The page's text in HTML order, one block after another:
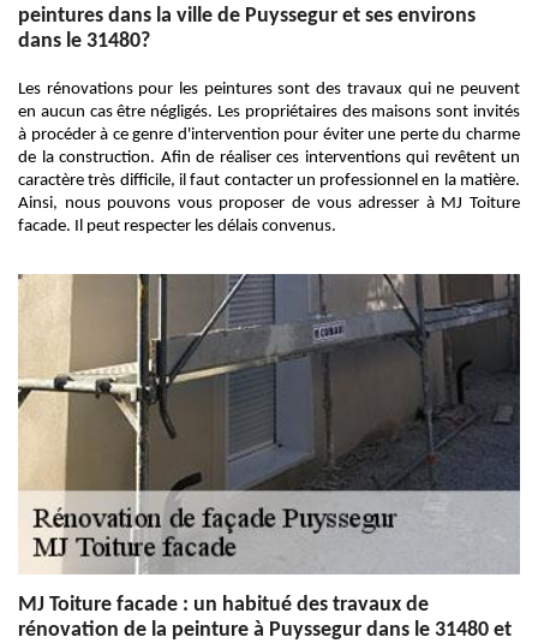
peintures dans la ville de Puyssegur et ses environs
dans le 31480?
Les rénovations pour les peintures sont des travaux qui ne peuvent
en aucun cas être négligés. Les propriétaires des maisons sont invités
à procéder à ce genre d'intervention pour éviter une perte du charme
de la construction. Afin de réaliser ces interventions qui revêtent un
caractère très difficile, il faut contacter un professionnel en la matière.
Ainsi, nous pouvons vous proposer de vous adresser à MJ Toiture
facade. Il peut respecter les délais convenus.
MJ Toiture facade : un habitué des travaux de
rénovation de la peinture à Puyssegur dans le 31480 et